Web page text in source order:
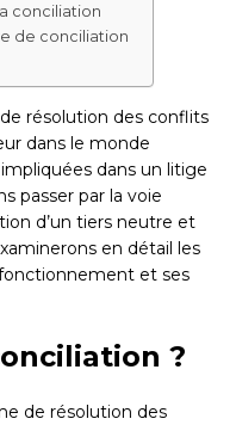
conciliation
de conciliation
résolution des conflits
dans le monde
dans un litige
passer par la voie
d’un tiers neutre et
en détail les
et ses
?
de résolution des